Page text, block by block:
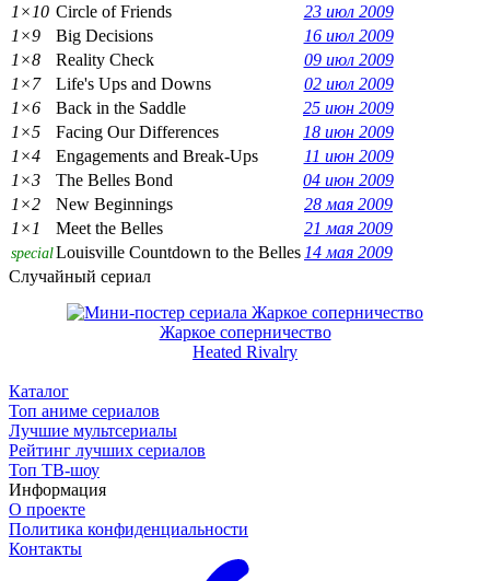
1×10 Circle of Friends
23 июл 2009
1×9
Big Decisions
16 июл 2009
1×8
Reality Check
09 июл 2009
1×7
Life's Ups and Downs
02 июл 2009
1×6
Back in the Saddle
25 июн 2009
1×5
Facing Our Differences
18 июн 2009
1×4
Engagements and Break-Ups
11 июн 2009
1×3
The Belles Bond
04 июн 2009
1×2
New Beginnings
28 мая 2009
1×1
Meet the Belles 21 мая 2009
specialLouisville Countdown to the Belles 14 мая 2009
Случайный сериал
Жаркое соперничество
Heated Rivalry
Каталог
Топ аниме сериалов
Лучшие мультсериалы
Рейтинг лучших сериалов
Топ ТВ-шоу
Информация
О проекте
Политика конфиденциальности
Контакты